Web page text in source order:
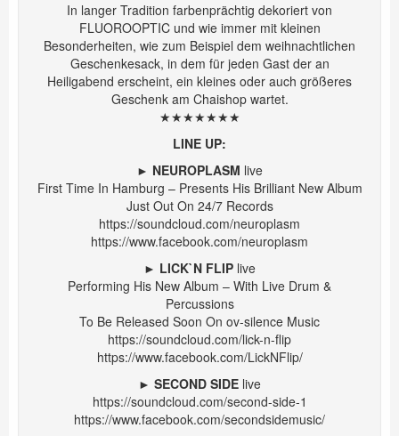
In langer Tradition farbenprächtig dekoriert von
FLUOROOPTICund wie immer mit kleinen
Besonderheiten, wie zum Beispiel dem weihnachtlichen
Geschenkesack, in dem für jeden Gast der an
Heiligabend erscheint, ein kleines oder auch größeres
Geschenk am Chaishop wartet.
★★★★★★★
LINE UP:
► NEUROPLASM live
First Time In Hamburg – Presents His Brilliant New Album
Just Out On 24/7 Records
https://soundcloud.com/neuroplasm
https://www.facebook.com/neuroplasm
► LICK`N FLIP live
Performing His New Album – With Live Drum &
Percussions
To Be Released Soon On ov-silence Music
https://soundcloud.com/lick-n-flip
https://www.facebook.com/LickNFlip/
► SECOND SIDE live
https://soundcloud.com/second-side-1
https://www.facebook.com/secondsidemusic/